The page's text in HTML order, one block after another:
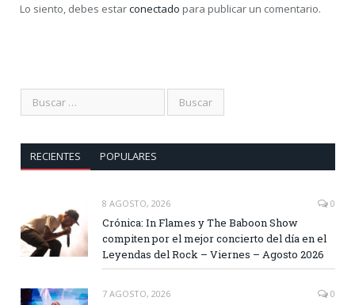
Lo siento, debes estarconectado para publicar un comentario.
RECIENTES POPULARES
8 AGOSTO, 2026 0
Crónica: In Flames y The Baboon Show
compiten por el mejor concierto del día en el
Leyendas del Rock – Viernes – Agosto 2026
7 AGOSTO, 2026 0